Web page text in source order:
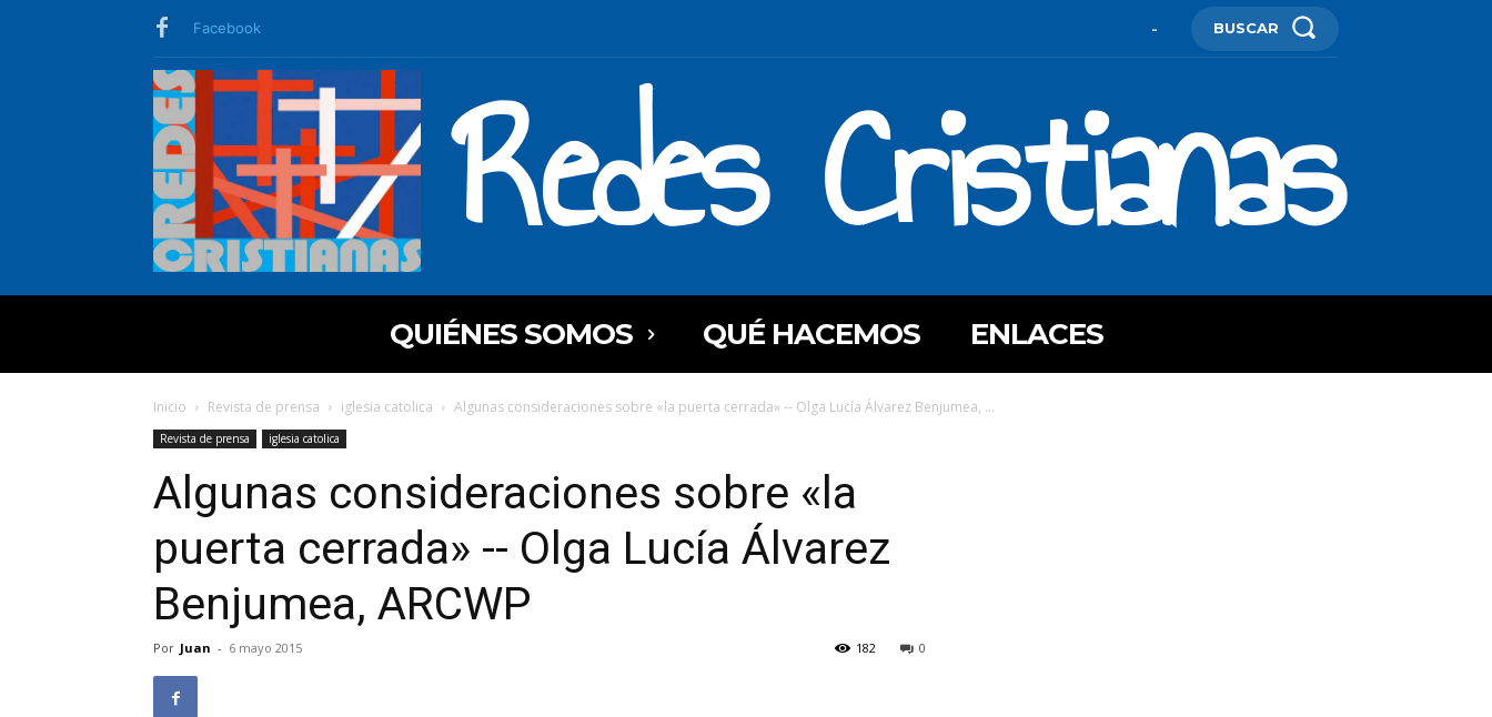
Facebook - BUSCAR
Redes Cristianas
QUIÉNES SOMOS QUÉ HACEMOS ENLACES
Inicio Revista de prensa iglesia catolica Algunas consideraciones sobre «la puerta cerrada» -- Olga Lucía Álvarez Benjumea, ...
Revista de prensa iglesia catolica
Algunas consideraciones sobre «la
puerta cerrada» -- Olga Lucía Álvarez
Benjumea, ARCWP
Por Juan - 6 mayo 2015 0
182